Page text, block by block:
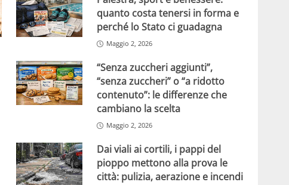
quanto costa tenersi in forma e
perché lo Stato ci guadagna
Maggio 2, 2026
“Senza zuccheri aggiunti”,
“senza zuccheri” o “a ridotto
contenuto”: le differenze che
cambiano la scelta
Maggio 2, 2026
Dai viali ai cortili, i pappi del
pioppo mettono alla prova le
città: pulizia, aerazione e incendi